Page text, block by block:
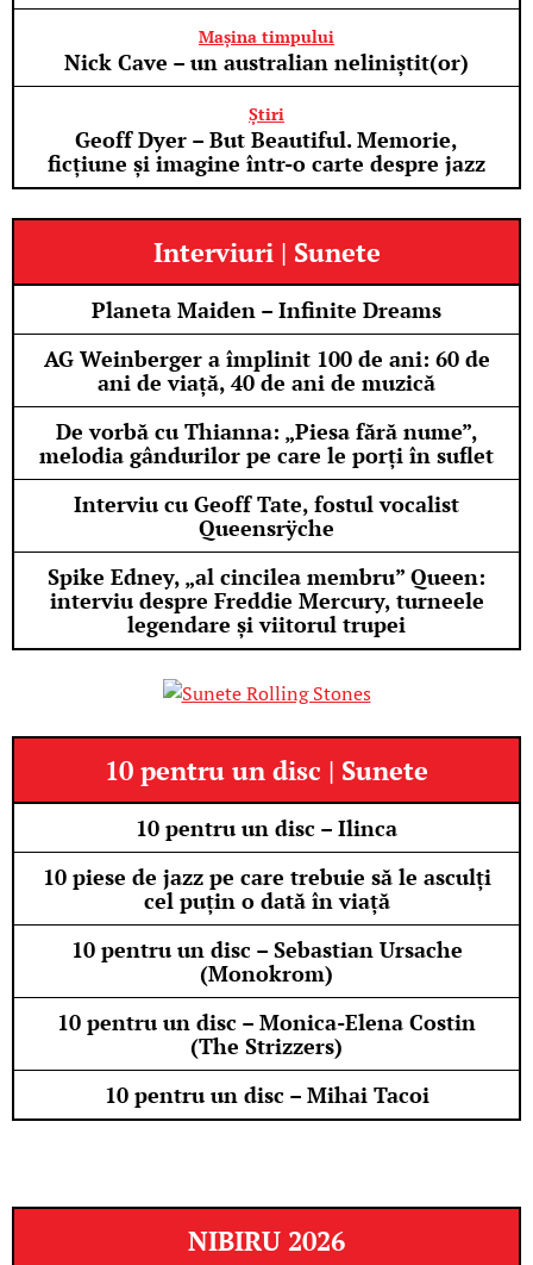
Nick Cave – un australian neliniștit(or)
Mașina timpului
Geoff Dyer – But Beautiful. Memorie,
ficțiune și imagine într-o carte despre jazz
Știri
Interviuri | Sunete
Planeta Maiden – Infinite Dreams
AG Weinberger a împlinit 100 de ani: 60 de
ani de viață, 40 de ani de muzică
De vorbă cu Thianna: „Piesa fără nume”,
melodia gândurilor pe care le porți în suflet
Interviu cu Geoff Tate, fostul vocalist
Queensrÿche
Spike Edney, „al cincilea membru” Queen:
interviu despre Freddie Mercury, turneele
legendare și viitorul trupei
10 pentru un disc | Sunete
10 pentru un disc – Ilinca
10 piese de jazz pe care trebuie să le asculți
cel puțin o dată în viață
10 pentru un disc – Sebastian Ursache
(Monokrom)
10 pentru un disc – Monica-Elena Costin
(The Strizzers)
10 pentru un disc – Mihai Tacoi
NIBIRU 2026